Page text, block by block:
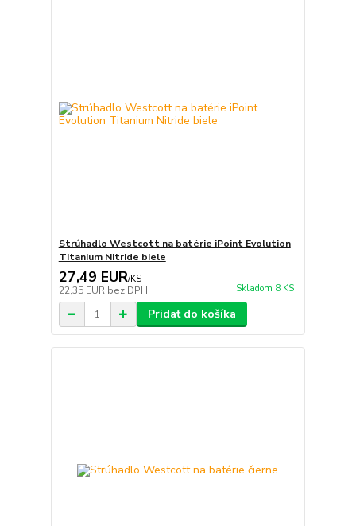
Strúhadlo Westcott na batérie iPoint Evolution
Titanium Nitride biele
27,49 EUR/KS
22,35 EUR bez DPH Skladom 8 KS
Pridať do košíka